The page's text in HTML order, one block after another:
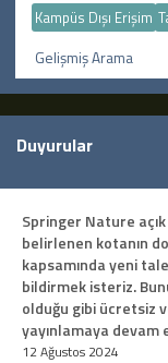
Kampüs Dışı Erişim
Gelişmiş Arama
Duyurular
Springer Nature
belirlenen kotanın
kapsamında yeni
bildirmek isteriz.
olduğu gibi ücretsiz
yayınlamaya devam
12 Ağustos 2024